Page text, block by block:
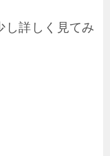
し詳しく見てみ